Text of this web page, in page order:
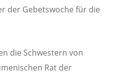
der Gebetswoche für die
die Schwestern von
Rat der